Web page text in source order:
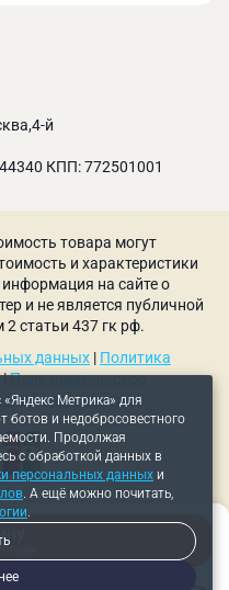
й
КПП: 772501001
Метрика» для
ботов и недобросовестного
Продолжая
с обработкой данных в
персональных данных и
. А ещё можно почитать,
.
товара могут
и характеристики
на сайте о
и не является публичной
2 статьи 437 гк рф.
данных | Политика
|Пользовательское
куки-файлов|